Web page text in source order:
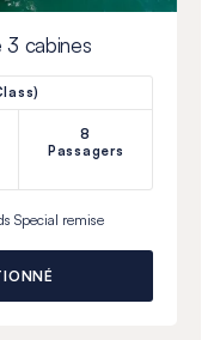
cabines
8
Passagers
Special remise